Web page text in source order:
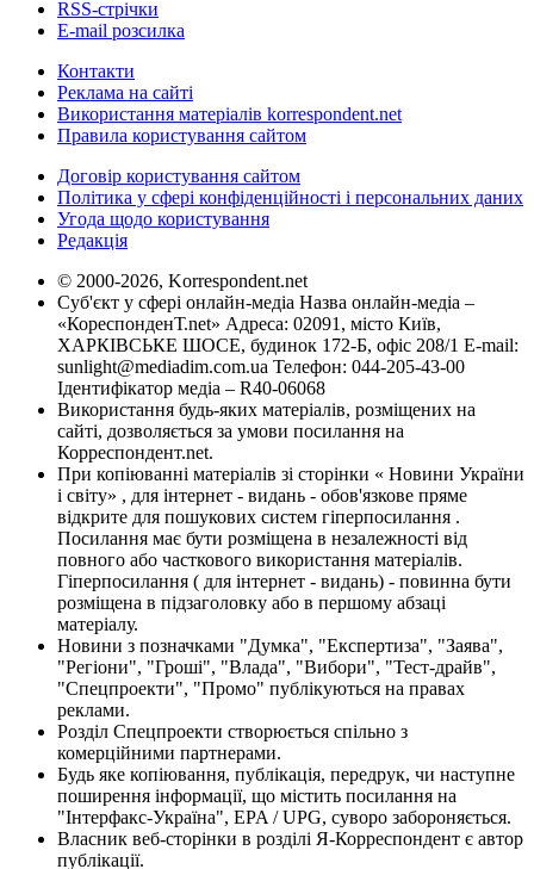
RSS-стрічки
E-mail розсилка
Контакти
Реклама на сайті
Використання матеріалів korrespondent.net
Правила користування сайтом
Договір користування сайтом
Політика у сфері конфіденційності і персональних даних
Угода щодо користування
Редакція
© 2000-2026, Korrespondent.net
Суб'єкт у сфері онлайн-медіа Назва онлайн-медіа –
«КореспонденТ.net» Адреса: 02091, місто Київ,
ХАРКІВСЬКЕ ШОСЕ, будинок 172-Б, офіс 208/1 E-mail:
sunlight@mediadim.com.ua Телефон: 044-205-43-00
Ідентифікатор медіа – R40-06068
Використання будь-яких матеріалів, розміщених на
сайті, дозволяється за умови посилання на
Корреспондент.net.
При копіюванні матеріалів зі сторінки « Новини України
і світу» , для інтернет - видань - обов'язкове пряме
відкрите для пошукових систем гіперпосилання .
Посилання має бути розміщена в незалежності від
повного або часткового використання матеріалів.
Гіперпосилання ( для інтернет - видань) - повинна бути
розміщена в підзаголовку або в першому абзаці
матеріалу.
Новини з позначками "Думка", "Експертиза", "Заява",
"Регіони", "Гроші", "Влада", "Вибори", "Тест-драйв",
"Спецпроекти", "Промо" публікуються на правах
реклами.
Розділ Спецпроекти створюється спільно з
комерційними партнерами.
Будь яке копіювання, публікація, передрук, чи наступне
поширення інформації, що містить посилання на
"Інтерфакс-Україна", EPA / UPG, суворо забороняється.
Власник веб-сторінки в розділі Я-Корреспондент є автор
публікації.